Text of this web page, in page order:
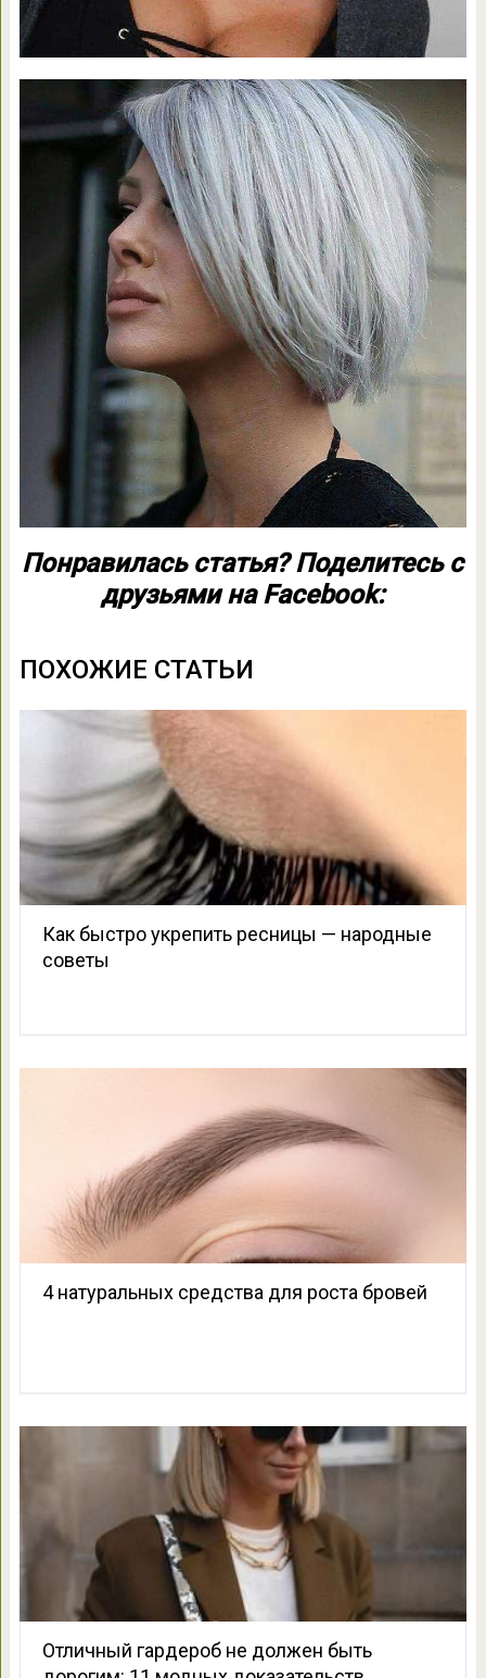
Понравилась статья? Поделитесь с
друзьями на Facebook:
ПОХОЖИЕ СТАТЬИ
Как быстро укрепить ресницы — народные
советы
4 натуральных средства для роста бровей
Отличный гардероб не должен быть